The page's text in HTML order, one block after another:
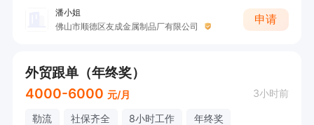
潘小姐
佛山市顺德区友成金属制品厂有限公司
申请
外贸跟单（年终奖）
4000-6000 元/月 3小时前
勒流 社保齐全 8小时工作 年终奖